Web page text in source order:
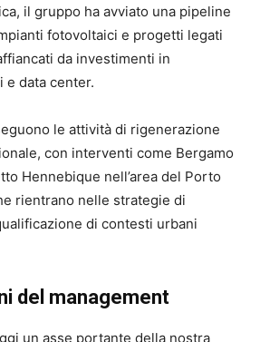
il gruppo ha avviato una pipeline
fotovoltaici e progetti legati
da investimenti in
data center.
le attività di rigenerazione
con interventi come Bergamo
Hennebique nell’area del Porto
rientrano nelle strategie di
di contesti urbani
del management
un asse portante della nostra